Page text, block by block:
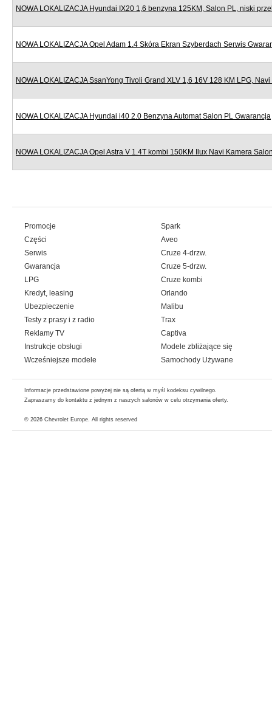
NOWA LOKALIZACJA Hyundai IX20 1,6 benzyna 125KM, Salon PL, niski
NOWA LOKALIZACJA Opel Adam 1.4 Skóra Ekran Szyberdach Serwis
NOWA LOKALIZACJA SsanYong Tivoli Grand XLV 1,6 16V 128 KM LPG,
NOWA LOKALIZACJA Hyundai i40 2.0 Benzyna Automat Salon PL Gwarancja
NOWA LOKALIZACJA Opel Astra V 1.4T kombi 150KM Ilux Navi Kamera
Promocje
Części
Serwis
Gwarancja
LPG
Kredyt, leasing
Ubezpieczenie
Testy z prasy i z radio
Reklamy TV
Instrukcje obsługi
Wcześniejsze modele
Spark
Aveo
Cruze 4-drzw.
Cruze 5-drzw.
Cruze kombi
Orlando
Malibu
Trax
Captiva
Modele zbliżające się
Samochody Używane
Informacje przedstawione powyżej nie są ofertą w myśl kodeksu cywilnego.
Zapraszamy do kontaktu z jednym z naszych salonów w celu otrzymania oferty.
© 2026 Chevrolet Europe. All rights reserved